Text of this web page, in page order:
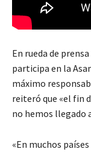
En rueda de
participa en la
máximo
reiteró que «el fin
no hemos llegado
«En muchos